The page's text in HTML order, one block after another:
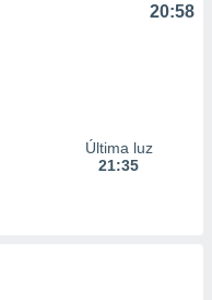
20:58
Última luz
21:35